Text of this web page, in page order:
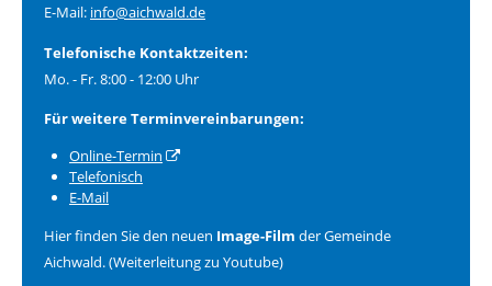
E-Mail: info@aichwald.de
Telefonische Kontaktzeiten:
Mo. - Fr. 8:00 - 12:00 Uhr
Für weitere Terminvereinbarungen:
Online-Termin
Telefonisch
E-Mail
Hier finden Sie den neuen Image-Film der Gemeinde
Aichwald. (Weiterleitung zu Youtube)